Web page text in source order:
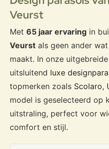
Veurst
Met 65 jaar ervaring in
Veurst als geen ander
maakt. In onze
uitsluitend luxe
topmerken zoals Scolaro,
model is geselecteerd op
uitstraling, perfect voor
comfort en stijl.